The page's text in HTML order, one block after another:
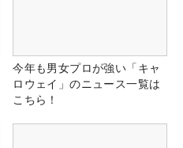
今年も男女プロが強い「キャ
ロウェイ」のニュース一覧は
こちら！